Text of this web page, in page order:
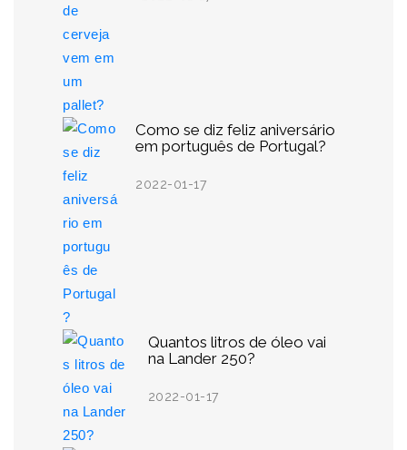
Como se diz feliz aniversário
em português de Portugal?
2022-01-17
Quantos litros de óleo vai
na Lander 250?
2022-01-17